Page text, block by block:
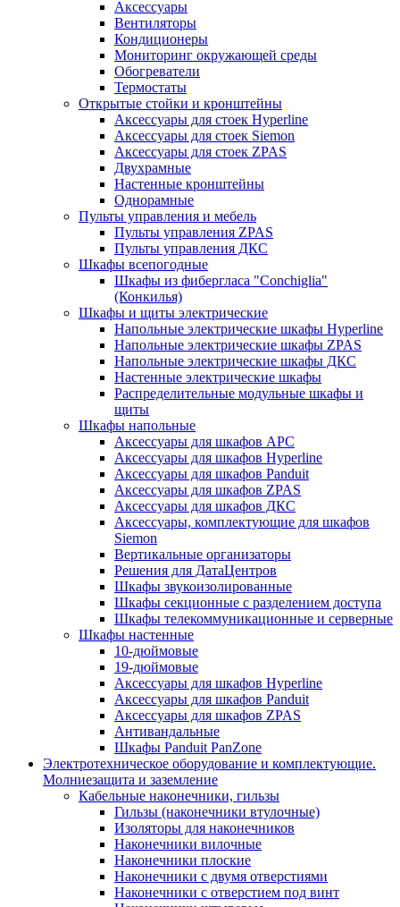
Аксессуары
Вентиляторы
Кондиционеры
Мониторинг окружающей среды
Обогреватели
Термостаты
Открытые стойки и кронштейны
Аксессуары для стоек Hyperline
Аксессуары для стоек Siemon
Аксессуары для стоек ZPAS
Двухрамные
Настенные кронштейны
Однорамные
Пульты управления и мебель
Пульты управления ZPAS
Пульты управления ДКС
Шкафы всепогодные
Шкафы из фибергласа "Conchiglia"
(Конкилья)
Шкафы и щиты электрические
Напольные электрические шкафы Hyperline
Напольные электрические шкафы ZPAS
Напольные электрические шкафы ДКС
Настенные электрические шкафы
Распределительные модульные шкафы и
щиты
Шкафы напольные
Аксессуары для шкафов APC
Аксессуары для шкафов Hyperline
Аксессуары для шкафов Panduit
Аксессуары для шкафов ZPAS
Аксессуары для шкафов ДКС
Аксессуары, комплектующие для шкафов
Siemon
Вертикальные организаторы
Решения для ДатаЦентров
Шкафы звукоизолированные
Шкафы секционные с разделением доступа
Шкафы телекоммуникационные и серверные
Шкафы настенные
10-дюймовые
19-дюймовые
Аксессуары для шкафов Hyperline
Аксессуары для шкафов Panduit
Аксессуары для шкафов ZPAS
Антивандальные
Шкафы Panduit PanZone
Электротехническое оборудование и комплектующие.
Молниезащита и заземление
Кабельные наконечники, гильзы
Гильзы (наконечники втулочные)
Изоляторы для наконечников
Наконечники вилочные
Наконечники плоские
Наконечники с двумя отверстиями
Наконечники с отверстием под винт